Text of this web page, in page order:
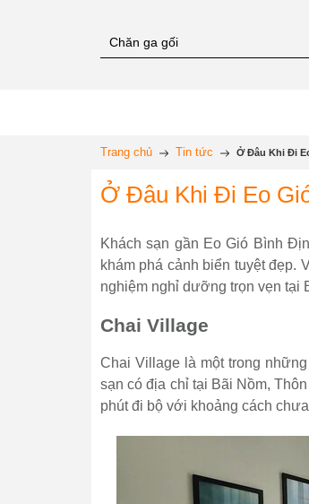
Trang chủ Tin tức Ở Đâu Khi Đi
Ở Đâu Khi Đi Eo
Khách sạn gần Eo Gió Bình
khám phá cảnh biển tuyệt đẹp.
nghiệm nghỉ dưỡng trọn vẹn tại
Chai Village
Chai Village là một trong
sạn có địa chỉ tại Bãi Nồm,
phút đi bộ với khoảng cách